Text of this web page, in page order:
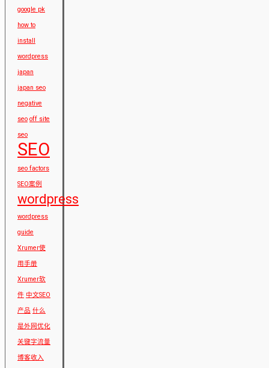
google pk
how to
install
wordpress
japan
japan seo
negative
seo off site
seo
SEO
seo factors
SEO案例
wordpress
wordpress
guide
Xrumer使
用手册
Xrumer软
件 中文SEO
产品 什么
是外网优化
关键字流量
博客收入